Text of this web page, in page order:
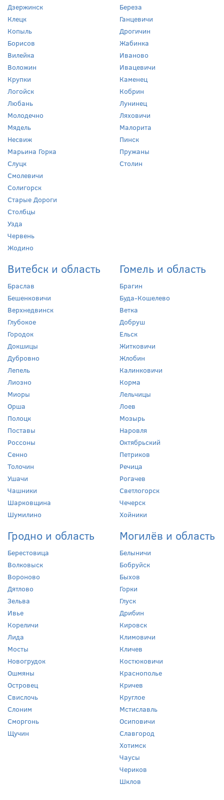
Дзержинск
Клецк
Копыль
Борисов
Вилейка
Воложин
Крупки
Логойск
Любань
Молодечно
Мядель
Несвиж
Марьина Горка
Слуцк
Смолевичи
Солигорск
Старые Дороги
Столбцы
Узда
Червень
Жодино
Береза
Ганцевичи
Дрогичин
Жабинка
Иваново
Ивацевичи
Каменец
Кобрин
Лунинец
Ляховичи
Малорита
Пинск
Пружаны
Столин
Витебск и область
Браслав
Бешенковичи
Верхнедвинск
Глубокое
Городок
Докшицы
Дубровно
Лепель
Лиозно
Миоры
Орша
Полоцк
Поставы
Россоны
Сенно
Толочин
Ушачи
Чашники
Шарковщина
Шумилино
Гомель и область
Брагин
Буда-Кошелево
Ветка
Добруш
Ельск
Житковичи
Жлобин
Калинковичи
Корма
Лельчицы
Лоев
Мозырь
Наровля
Октябрьский
Петриков
Речица
Рогачев
Светлогорск
Чечерск
Хойники
Гродно и область
Берестовица
Волковыск
Вороново
Дятлово
Зельва
Ивье
Кореличи
Лида
Мосты
Новогрудок
Ошмяны
Островец
Свислочь
Слоним
Сморгонь
Щучин
Могилёв и область
Белыничи
Бобруйск
Быхов
Горки
Глуск
Дрибин
Кировск
Климовичи
Кличев
Костюковичи
Краснополье
Кричев
Круглое
Мстиславль
Осиповичи
Славгород
Хотимск
Чаусы
Чериков
Шклов